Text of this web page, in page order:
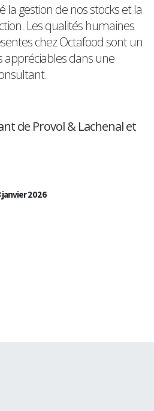
la gestion de nos stocks et la
Les qualités humaines
chez Octafood sont un
appréciables dans une
de Provol & Lachenal et
janvier 2026